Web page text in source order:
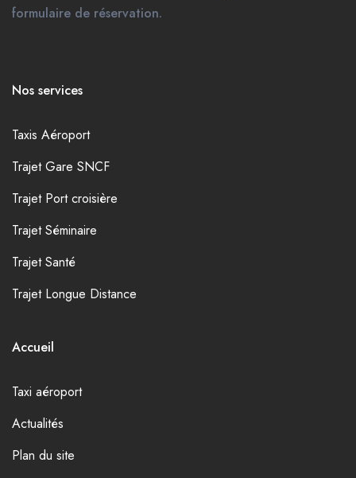
formulaire de réservation.
Nos services
Taxis Aéroport
Trajet Gare SNCF
Trajet Port croisière
Trajet Séminaire
Trajet Santé
Trajet Longue Distance
Accueil
Taxi aéroport
Actualités
Plan du site